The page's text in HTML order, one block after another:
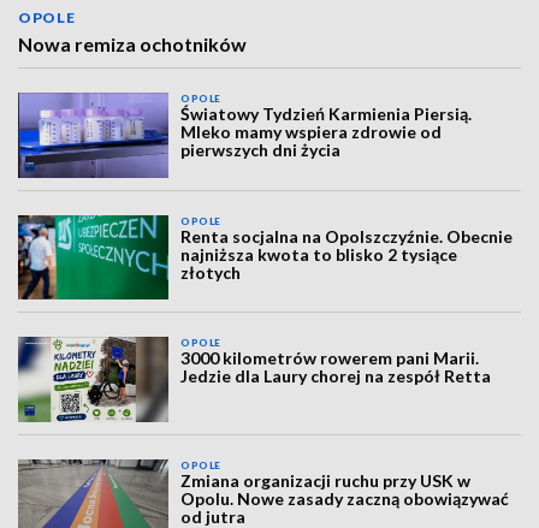
OPOLE
Nowa remiza ochotników
OPOLE
Światowy Tydzień Karmienia Piersią.
Mleko mamy wspiera zdrowie od
pierwszych dni życia
OPOLE
Renta socjalna na Opolszczyźnie. Obecnie
najniższa kwota to blisko 2 tysiące
złotych
OPOLE
3000 kilometrów rowerem pani Marii.
Jedzie dla Laury chorej na zespół Retta
OPOLE
Zmiana organizacji ruchu przy USK w
Opolu. Nowe zasady zaczną obowiązywać
od jutra